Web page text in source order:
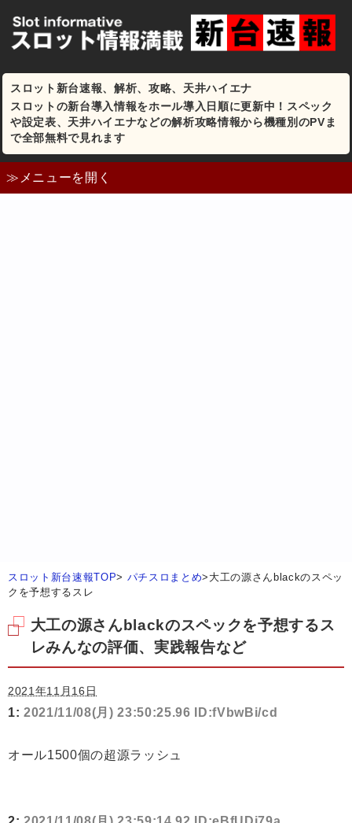
スロット新台速報、解析、攻略、天井ハイエナ
スロットの新台導入情報をホール導入日順に更新中！スペック
や設定表、天井ハイエナなどの解析攻略情報から機種別のPVま
で全部無料で見れます
≫メニューを開く
スロット新台速報TOP> パチスロまとめ> 大工の源さんblackのスペッ
クを予想するスレ
大工の源さんblackのスペックを予想するス
レみんなの評価、実践報告など
2021年11月16日
1: 2021/11/08(月) 23:50:25.96 ID:fVbwBi/cd
オール1500個の超源ラッシュ